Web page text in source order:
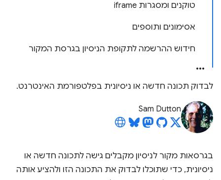
טוקנים ומסגרות iframe
אסימונים ותוספים
חידוש ההרשמה לתקופת הניסיון בגרסת המקור
לבדוק תכונה חדשה או ניסיונית בפלטפורמת האינטרנט.
Sam Dutton
בגרסאות מקור לניסיון מקבלים גישה לתכונה חדשה או
ניסיונית, כדי שתוכלו לבדוק את התכונה הזו ולהציע אותה